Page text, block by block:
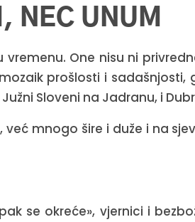
NEC UNUM
One nisu ni
prošlosti i
Sloveni na Jadranu, i
mnogo šire i duže i na
se okreće», vjernici i